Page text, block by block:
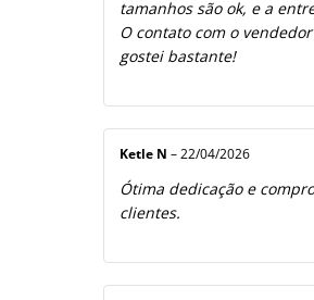
tamanhos são ok, e a
O contato com o
gostei bastante!
Ketle N – 22/04/2026
Ótima dedicação e
clientes.